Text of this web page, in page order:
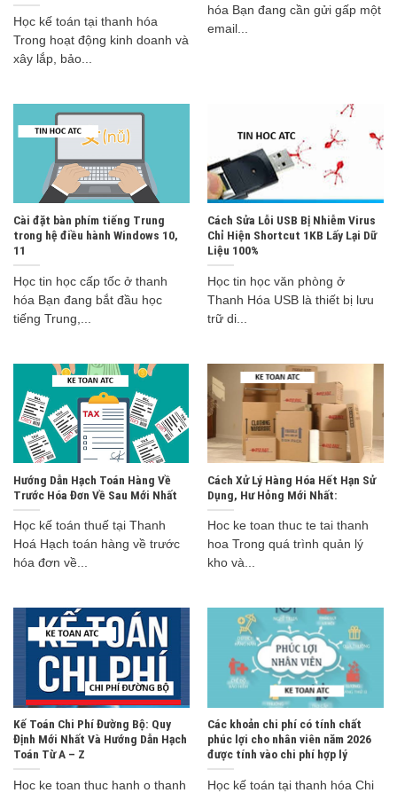
Học kế toán tại thanh hóa
Trong hoạt động kinh doanh và
xây lắp, bảo...
hóa Bạn đang cần gửi gấp một
email...
Cài đặt bàn phím tiếng Trung
trong hệ điều hành Windows 10,
11
Học tin học cấp tốc ở thanh
hóa Bạn đang bắt đầu học
tiếng Trung,...
Cách Sửa Lỗi USB Bị Nhiễm Virus
Chỉ Hiện Shortcut 1KB Lấy Lại Dữ
Liệu 100%
Học tin học văn phòng ở
Thanh Hóa USB là thiết bị lưu
trữ di...
Hướng Dẫn Hạch Toán Hàng Về
Trước Hóa Đơn Về Sau Mới Nhất
Học kế toán thuế tại Thanh
Hoá Hạch toán hàng về trước
hóa đơn về...
Cách Xử Lý Hàng Hóa Hết Hạn Sử
Dụng, Hư Hỏng Mới Nhất:
Hoc ke toan thuc te tai thanh
hoa Trong quá trình quản lý
kho và...
Kế Toán Chi Phí Đường Bộ: Quy
Định Mới Nhất Và Hướng Dẫn Hạch
Toán Từ A – Z
Hoc ke toan thuc hanh o thanh
Các khoản chi phí có tính chất
phúc lợi cho nhân viên năm 2026
được tính vào chi phí hợp lý
Học kế toán tại thanh hóa Chi